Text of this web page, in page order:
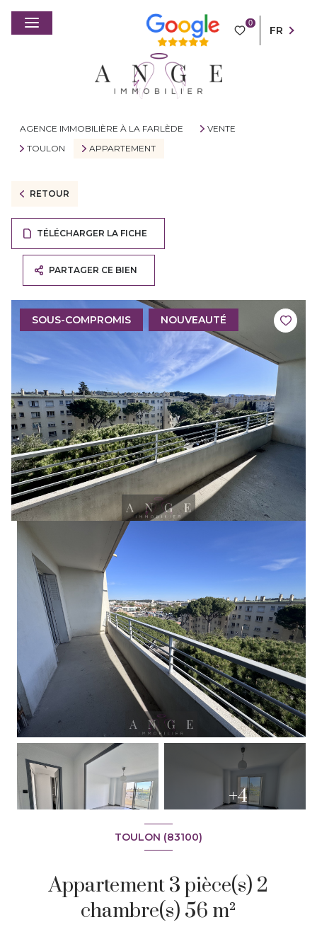
0
FR
AGENCE IMMOBILIÈRE À LA FARLÈDE
VENTE
TOULON
APPARTEMENT
RETOUR
TÉLÉCHARGER LA FICHE
PARTAGER CE BIEN
SOUS-COMPROMIS NOUVEAUTÉ
+4
TOULON (83100)
Appartement 3 pièce(s) 2
chambre(s) 56 m²